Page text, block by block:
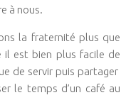
à nous.
la fraternité plus que
il est bien plus facile de
de servir puis partager
le temps d’un café au